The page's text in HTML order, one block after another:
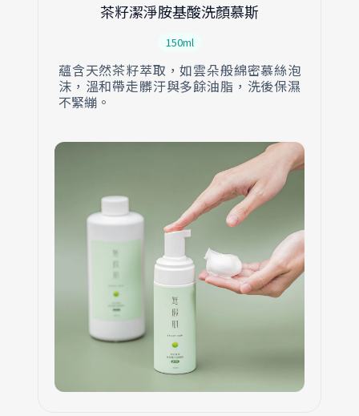
茶籽潔淨胺基酸洗顏慕斯
150ml
蘊含天然茶籽萃取，如雲朵般綿密慕絲泡
沫，溫和帶走髒汙與多餘油脂，洗後保濕
不緊繃。